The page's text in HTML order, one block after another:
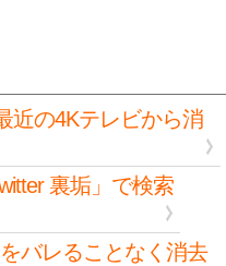
近の4Kテレビから消
裏垢」で検索
バレることなく消去